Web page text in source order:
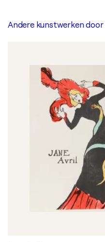
Andere kunstwerken door